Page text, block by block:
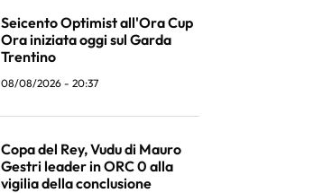
Seicento Optimist all'Ora Cup
Ora iniziata oggi sul Garda
Trentino
08/08/2026 - 20:37
Copa del Rey, Vudu di Mauro
Gestri leader in ORC 0 alla
vigilia della conclusione